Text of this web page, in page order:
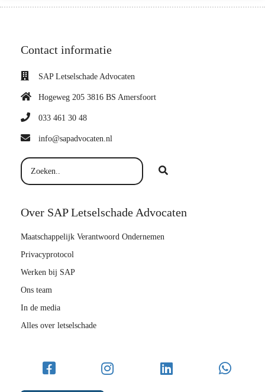
Contact informatie
SAP Letselschade Advocaten
Hogeweg 205 3816 BS Amersfoort
033 461 30 48
info@sapadvocaten.nl
Over SAP Letselschade Advocaten
Maatschappelijk Verantwoord Ondernemen
Privacyprotocol
Werken bij SAP
Ons team
In de media
Alles over letselschade